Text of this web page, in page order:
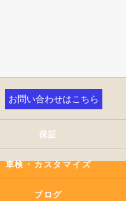
お問い合わせはこちら
保証
車検・カスタマイズ
ブログ